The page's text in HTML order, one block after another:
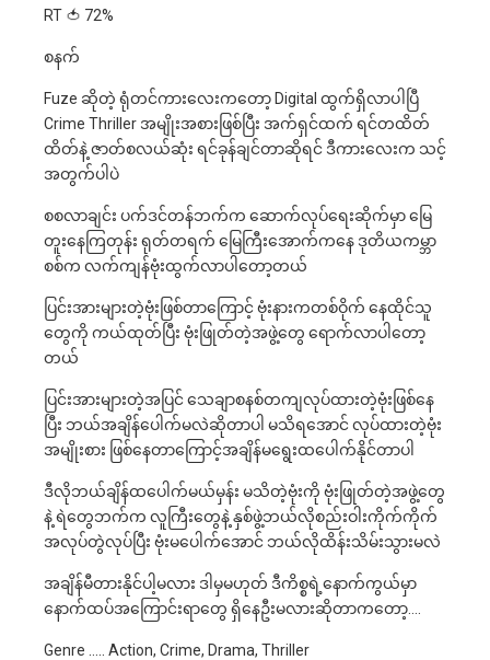
RT 🍅 72%
စနက်
Fuze ဆိုတဲ့ ရုံတင်ကားလေးကတော့ Digital ထွက်ရှိလာပါပြီ
Crime Thriller အမျိုးအစားဖြစ်ပြီး အက်ရှင်ထက် ရင်တထိတ်
ထိတ်နဲ့ ဇာတ်စလယ်ဆုံး ရင်ခုန်ချင်တာဆိုရင် ဒီကားလေးက သင့်
အတွက်ပါပဲ
စစလာချင်း ပက်ဒင်တန်ဘက်က ဆောက်လုပ်ရေးဆိုက်မှာ မြေ
တူးနေကြတုန်း ရုတ်တရက် မြေကြီးအောက်ကနေ ဒုတိယကမ္ဘာ
စစ်က လက်ကျန်ဗုံးထွက်လာပါတော့တယ်
ပြင်းအားများတဲ့ဗုံးဖြစ်တာကြောင့် ဗုံးနားကတစ်ဝိုက် နေထိုင်သူ
တွေကို ကယ်ထုတ်ပြီး ဗုံးဖြုတ်တဲ့အဖွဲ့တွေ ရောက်လာပါတော့
တယ်
ပြင်းအားများတဲ့အပြင် သေချာစနစ်တကျလုပ်ထားတဲ့ဗုံးဖြစ်နေ
ပြီး ဘယ်အချိန်ပေါက်မလဲဆိုတာပါ မသိရအောင် လုပ်ထားတဲ့ဗုံး
အမျိုးစား ဖြစ်နေတာကြောင့်အချိန်မရွေးထပေါက်နိုင်တာပါ
ဒီလိုဘယ်ချိန်ထပေါက်မယ်မှန်း မသိတဲ့ဗုံးကို ဗုံးဖြုတ်တဲ့အဖွဲ့တွေ
နဲ့ ရဲတွေဘက်က လူကြီးတွေနဲ့ နှစ်ဖွဲ့ဘယ်လိုစည်းဝါးကိုက်ကိုက်
အလုပ်တွဲလုပ်ပြီး ဗုံးမပေါက်အောင် ဘယ်လိုထိန်းသိမ်းသွားမလဲ
အချိန်မီတားနိုင်ပါ့မလား ဒါမှမဟုတ် ဒီကိစ္စရဲ့နောက်ကွယ်မှာ
နောက်ထပ်အကြောင်းရာတွေ ရှိနေဦးမလားဆိုတာကတော့….
Genre ….. Action, Crime, Drama, Thriller